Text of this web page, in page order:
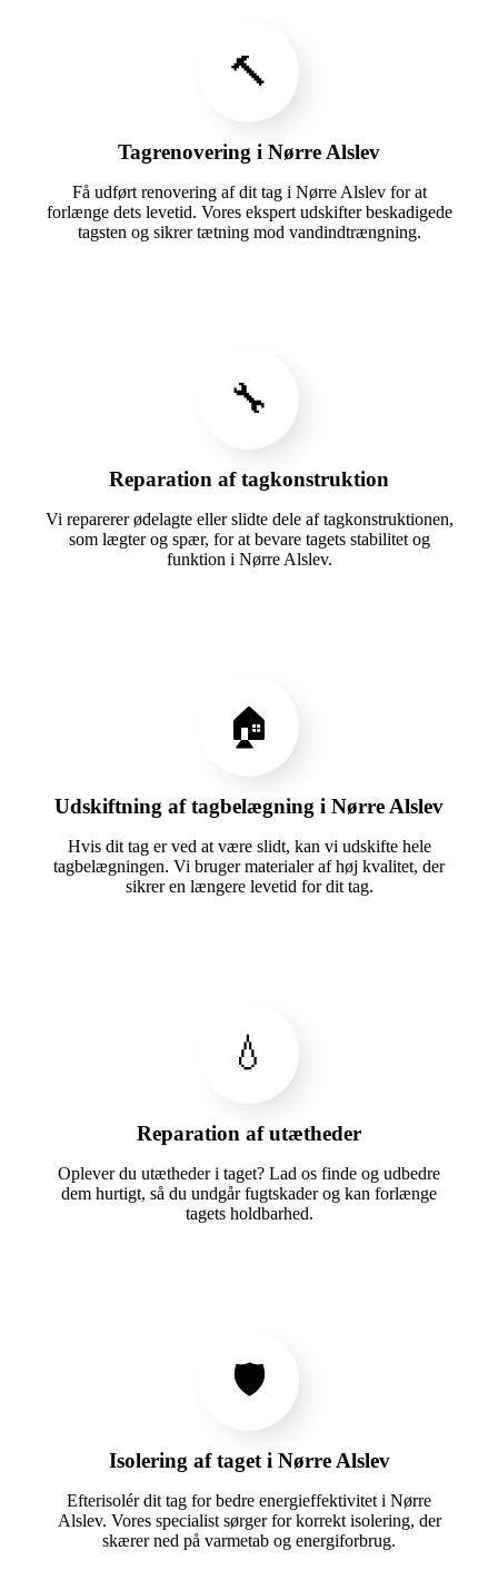
🔨
Tagrenovering i Nørre Alslev
Få udført renovering af dit tag i Nørre Alslev for at
forlænge dets levetid. Vores ekspert udskifter beskadigede
tagsten og sikrer tætning mod vandindtrængning.
🔧
Reparation af tagkonstruktion
Vi reparerer ødelagte eller slidte dele af tagkonstruktionen,
som lægter og spær, for at bevare tagets stabilitet og
funktion i Nørre Alslev.
🏠
Udskiftning af tagbelægning i Nørre Alslev
Hvis dit tag er ved at være slidt, kan vi udskifte hele
tagbelægningen. Vi bruger materialer af høj kvalitet, der
sikrer en længere levetid for dit tag.
💧
Reparation af utætheder
Oplever du utætheder i taget? Lad os finde og udbedre
dem hurtigt, så du undgår fugtskader og kan forlænge
tagets holdbarhed.
🛡️
Isolering af taget i Nørre Alslev
Efterisolér dit tag for bedre energieffektivitet i Nørre
Alslev. Vores specialist sørger for korrekt isolering, der
skærer ned på varmetab og energiforbrug.